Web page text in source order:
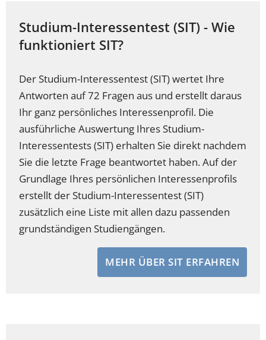
Studium-Interessentest (SIT) - Wie
funktioniert SIT?
Der Studium-Interessentest (SIT) wertet Ihre
Antworten auf 72 Fragen aus und erstellt daraus
Ihr ganz persönliches Interessenprofil. Die
ausführliche Auswertung Ihres Studium-
Interessentests (SIT) erhalten Sie direkt nachdem
Sie die letzte Frage beantwortet haben. Auf der
Grundlage Ihres persönlichen Interessenprofils
erstellt der Studium-Interessentest (SIT)
zusätzlich eine Liste mit allen dazu passenden
grundständigen Studiengängen.
MEHR ÜBER SIT ERFAHREN